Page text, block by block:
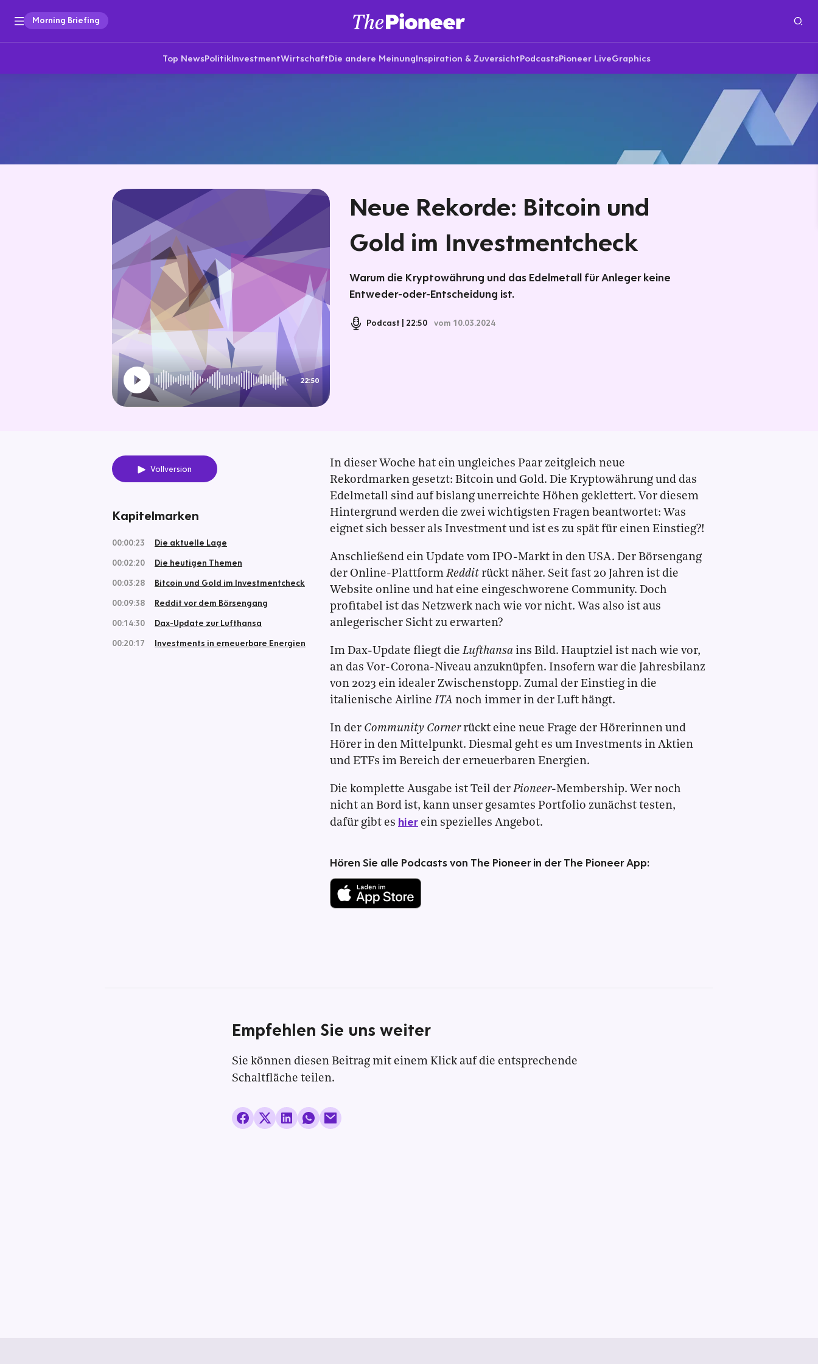
Morning Briefing
Top NewsPolitikInvestmentWirtschaftDie andere MeinungInspiration & ZuversichtPodcastsPioneer LiveGraphics
22:50
Neue Rekorde: Bitcoin und
Gold im Investmentcheck
Warum die Kryptowährung und das Edelmetall für Anleger keine
Entweder-oder-Entscheidung ist.
Podcast 22:50 vom 10.03.2024
Vollversion
Kapitelmarken
00:00:23
Die aktuelle Lage
00:02:20
Die heutigen Themen
00:03:28
Bitcoin und Gold im Investmentcheck
00:09:38
Reddit vor dem Börsengang
00:14:30
Dax-Update zur Lufthansa
00:20:17
Investments in erneuerbare Energien
In dieser Woche hat ein ungleiches Paar zeitgleich neue
Rekordmarken gesetzt: Bitcoin und Gold. Die Kryptowährung und das
Edelmetall sind auf bislang unerreichte Höhen geklettert. Vor diesem
Hintergrund werden die zwei wichtigsten Fragen beantwortet: Was
eignet sich besser als Investment und ist es zu spät für einen Einstieg?!
Anschließend ein Update vom IPO-Markt in den USA. Der Börsengang
der Online-Plattform Redditrückt näher. Seit fast 20 Jahren ist die
Website online und hat eine eingeschworene Community. Doch
profitabel ist das Netzwerk nach wie vor nicht. Was also ist aus
anlegerischer Sicht zu erwarten?
Im Dax-Update fliegt die Lufthansa ins Bild. Hauptziel ist nach wie vor,
an das Vor-Corona-Niveau anzuknüpfen. Insofern war die Jahresbilanz
von 2023 ein idealer Zwischenstopp. Zumal der Einstieg in die
italienische Airline ITA noch immer in der Luft hängt.
In der Community Cornerrückt eine neue Frage der Hörerinnen und
Hörer in den Mittelpunkt. Diesmal geht es um Investments in Aktien
und ETFs im Bereich der erneuerbaren Energien.
Die komplette Ausgabe ist Teil der Pioneer-Membership. Wer noch
nicht an Bord ist, kann unser gesamtes Portfolio zunächst testen,
dafür gibt es hier ein spezielles Angebot.
Hören Sie alle Podcasts von The Pioneer in der The Pioneer App:
Empfehlen Sie uns weiter
Sie können diesen Beitrag mit einem Klick auf die entsprechende
Schaltfläche teilen.